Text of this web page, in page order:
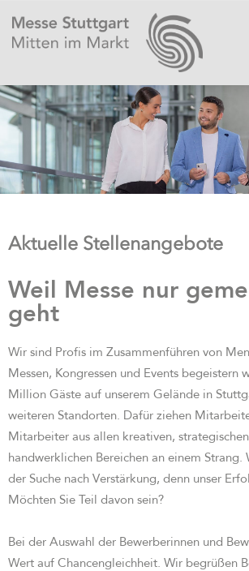
Aktuelle Stellenangebote
Weil Messe nur
geht
Wir sind Profis im Zusammenführen von
Messen, Kongressen und Events begeistern
Million Gäste auf unserem Gelände in
weiteren Standorten. Dafür ziehen
Mitarbeiter aus allen kreativen,
handwerklichen Bereichen an einem Strang.
der Suche nach Verstärkung, denn unser
Möchten Sie Teil davon sein?
Bei der Auswahl der Bewerberinnen und
Wert auf Chancengleichheit. Wir begrüßen